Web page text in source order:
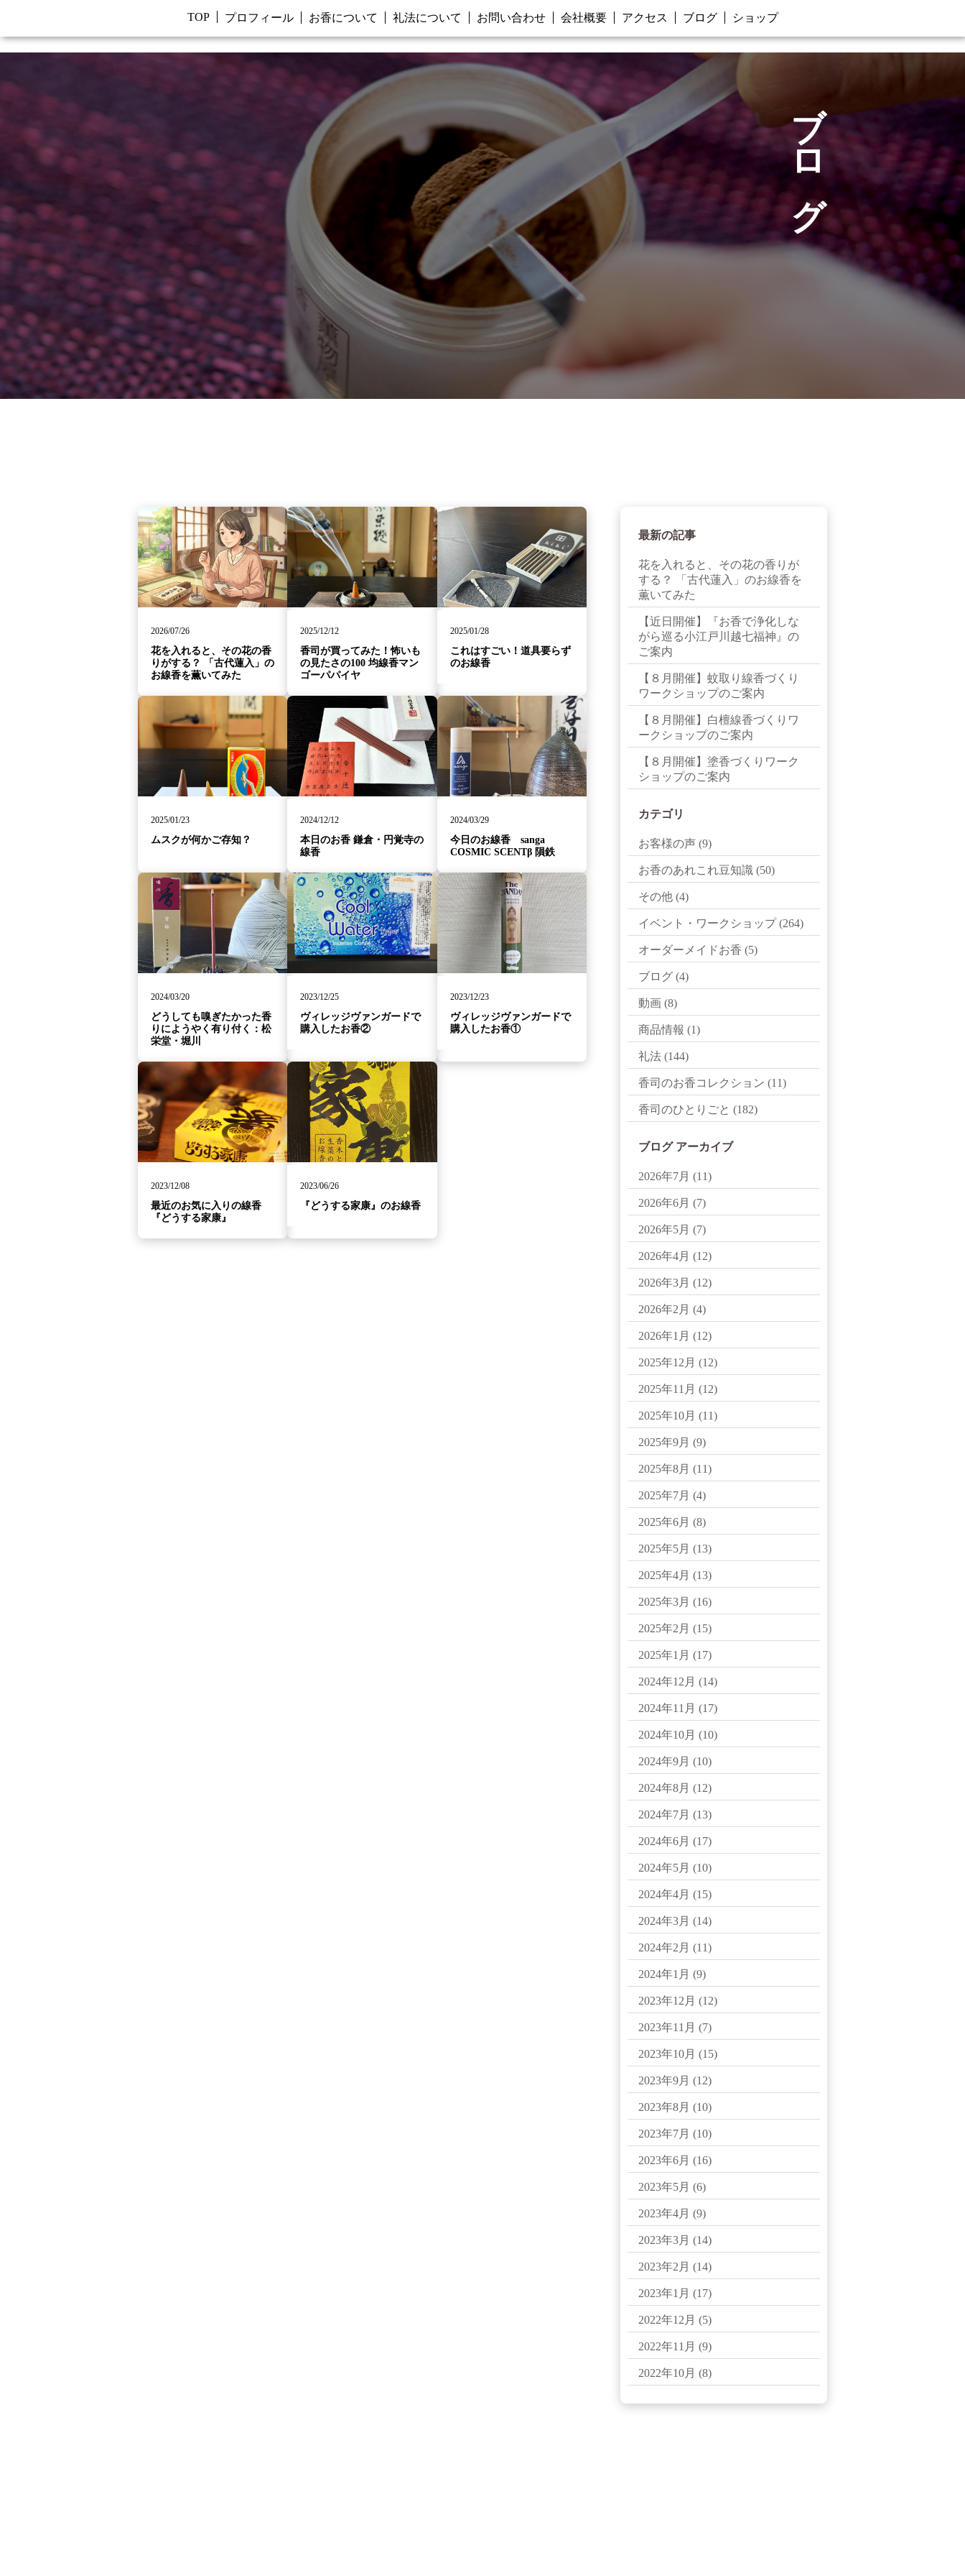
TOP プロフィール お香について 礼法について お問い合わせ 会社概要 アクセス ブログ ショップ
ブログ
2026/07/26
花を入れると、その花の香
りがする？ 「古代蓮入」の
お線香を薫いてみた
2025/12/12
香司が買ってみた！怖いも
の見たさの100 均線香マン
ゴーパパイヤ
2025/01/28
これはすごい！道具要らず
のお線香
2025/01/23
ムスクが何かご存知？
2024/12/12
本日のお香 鎌倉・円覚寺の
線香
2024/03/29
今日のお線香 sanga
COSMIC SCENTβ 隕鉄
2024/03/20
どうしても嗅ぎたかった香
りにようやく有り付く：松
栄堂・堀川
2023/12/25
ヴィレッジヴァンガードで
購入したお香②
2023/12/23
ヴィレッジヴァンガードで
購入したお香①
2023/12/08
最近のお気に入りの線香
『どうする家康』
2023/06/26
『どうする家康』のお線香
最新の記事
花を入れると、その花の香りが
する？ 「古代蓮入」のお線香を
薫いてみた
【近日開催】『お香で浄化しな
がら巡る小江戸川越七福神』の
ご案内
【８月開催】蚊取り線香づくり
ワークショップのご案内
【８月開催】白檀線香づくりワ
ークショップのご案内
【８月開催】塗香づくりワーク
ショップのご案内
カテゴリ
お客様の声 (9)
お香のあれこれ豆知識 (50)
その他 (4)
イベント・ワークショップ(264)
オーダーメイドお香 (5)
ブログ (4)
動画 (8)
商品情報 (1)
礼法 (144)
香司のお香コレクション (11)
香司のひとりごと (182)
ブログ アーカイブ
2026年7月 (11)
2026年6月 (7)
2026年5月 (7)
2026年4月 (12)
2026年3月 (12)
2026年2月 (4)
2026年1月 (12)
2025年12月 (12)
2025年11月 (12)
2025年10月 (11)
2025年9月 (9)
2025年8月 (11)
2025年7月 (4)
2025年6月 (8)
2025年5月 (13)
2025年4月 (13)
2025年3月 (16)
2025年2月 (15)
2025年1月 (17)
2024年12月 (14)
2024年11月 (17)
2024年10月 (10)
2024年9月 (10)
2024年8月 (12)
2024年7月 (13)
2024年6月 (17)
2024年5月 (10)
2024年4月 (15)
2024年3月 (14)
2024年2月 (11)
2024年1月 (9)
2023年12月 (12)
2023年11月 (7)
2023年10月 (15)
2023年9月 (12)
2023年8月 (10)
2023年7月 (10)
2023年6月 (16)
2023年5月 (6)
2023年4月 (9)
2023年3月 (14)
2023年2月 (14)
2023年1月 (17)
2022年12月 (5)
2022年11月 (9)
2022年10月 (8)